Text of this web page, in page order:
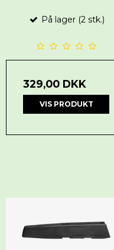
På lager (2 stk.)
329,00 DKK
VIS PRODUKT